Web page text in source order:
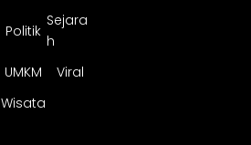
Politik
Sejara
h
UMKM
Viral
Wisata